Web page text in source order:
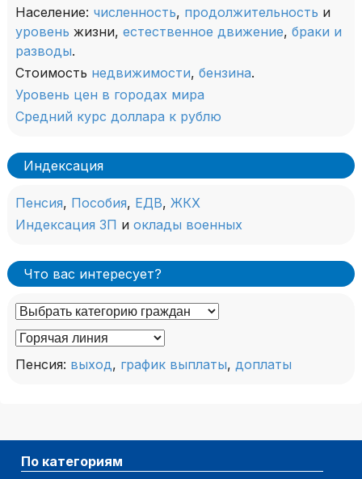
Население: численность, продолжительность и
уровень жизни, естественное движение, браки и
разводы.
Стоимость недвижимости, бензина.
Уровень цен в городах мира
Средний курс доллара к рублю
Индексация
Пенсия, Пособия, ЕДВ, ЖКХ
Индексация ЗП и оклады военных
Что вас интересует?
Пенсия: выход, график выплаты, доплаты
По категориям